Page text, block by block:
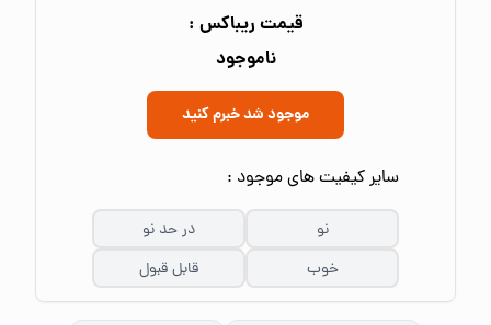
قیمت ریباکس :
ناموجود
موجود شد خبرم کنید
سایر کیفیت های موجود :
نو
در حد نو
خوب
قابل قبول